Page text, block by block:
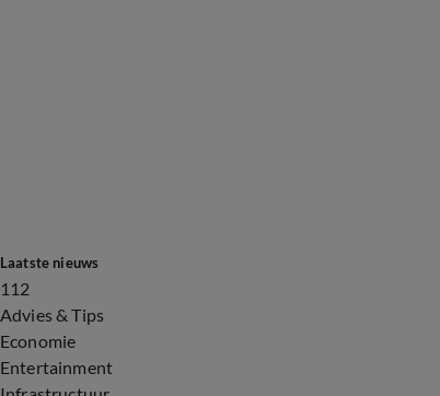
Laatste nieuws
112
Advies & Tips
Economie
Entertainment